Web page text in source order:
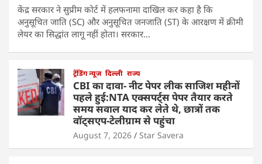
केंद्र सरकार ने सुप्रीम कोर्ट में हलफनामा दाखिल कर कहा है कि
अनुसूचित जाति (SC) और अनुसूचित जनजाति (ST) के आरक्षण में क्रीमी
लेयर का सिद्धांत लागू नहीं होता। सरकार…
ट्रेंडिंग न्यूज दिल्ली राज्य
CBI का दावा- नीट पेपर लीक साजिश महीनों
पहले हुई:NTA एक्सपर्ट्स पेपर तैयार करते
समय सवाल याद कर लेते थे, छात्रों तक
वॉट्सएप-टेलीग्राम से पहुंचा
August 7, 2026 Star Savera